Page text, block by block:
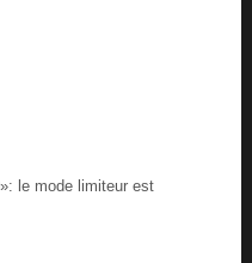
le mode limiteur est